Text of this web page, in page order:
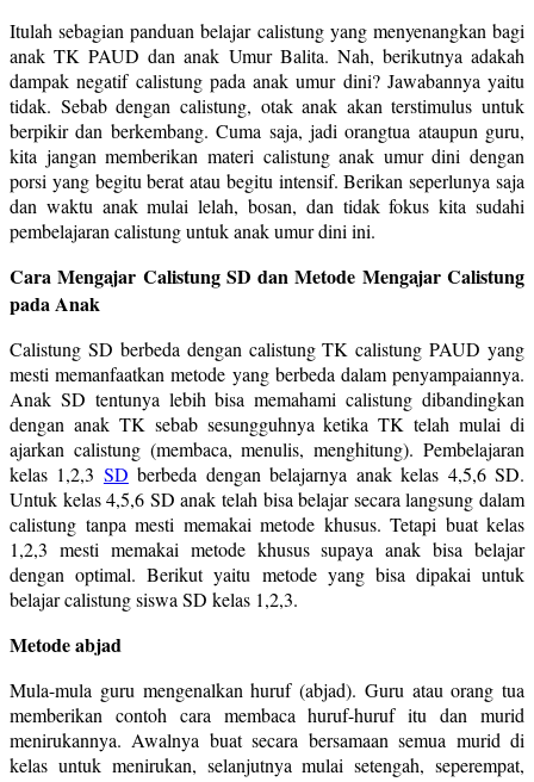
Itulah sebagian panduan belajar calistung yang menyenangkan bagi
anak TK PAUD dan anak Umur Balita. Nah, berikutnya adakah
dampak negatif calistung pada anak umur dini? Jawabannya yaitu
tidak. Sebab dengan calistung, otak anak akan terstimulus untuk
berpikir dan berkembang. Cuma saja, jadi orangtua ataupun guru,
kita jangan memberikan materi calistung anak umur dini dengan
porsi yang begitu berat atau begitu intensif. Berikan seperlunya saja
dan waktu anak mulai lelah, bosan, dan tidak fokus kita sudahi
pembelajaran calistung untuk anak umur dini ini.
Cara Mengajar Calistung SD dan Metode Mengajar Calistung
pada Anak
Calistung SD berbeda dengan calistung TK calistung PAUD yang
mesti memanfaatkan metode yang berbeda dalam penyampaiannya.
Anak SD tentunya lebih bisa memahami calistung dibandingkan
dengan anak TK sebab sesungguhnya ketika TK telah mulai di
ajarkan calistung (membaca, menulis, menghitung). Pembelajaran
kelas 1,2,3 SD berbeda dengan belajarnya anak kelas 4,5,6 SD.
Untuk kelas 4,5,6 SD anak telah bisa belajar secara langsung dalam
calistung tanpa mesti memakai metode khusus. Tetapi buat kelas
1,2,3 mesti memakai metode khusus supaya anak bisa belajar
dengan optimal. Berikut yaitu metode yang bisa dipakai untuk
belajar calistung siswa SD kelas 1,2,3.
Metode abjad
Mula-mula guru mengenalkan huruf (abjad). Guru atau orang tua
memberikan contoh cara membaca huruf-huruf itu dan murid
menirukannya. Awalnya buat secara bersamaan semua murid di
kelas untuk menirukan, selanjutnya mulai setengah, seperempat,